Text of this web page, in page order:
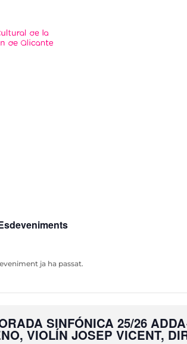
ja ha passat.
SINFÓNICA 25/26
VIOLÍN JOSEP VICENT,